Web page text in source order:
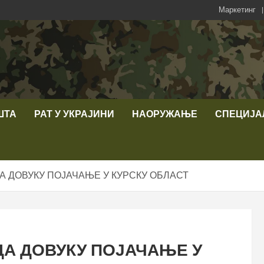
Маркетинг
РАТ У УКРАЈИНИ НАОРУЖАЊЕ
ДОВУКУ ПОЈАЧАЊЕ У КУРСКУ ОБЛАСТ
ДОВУКУ ПОЈАЧАЊЕ У